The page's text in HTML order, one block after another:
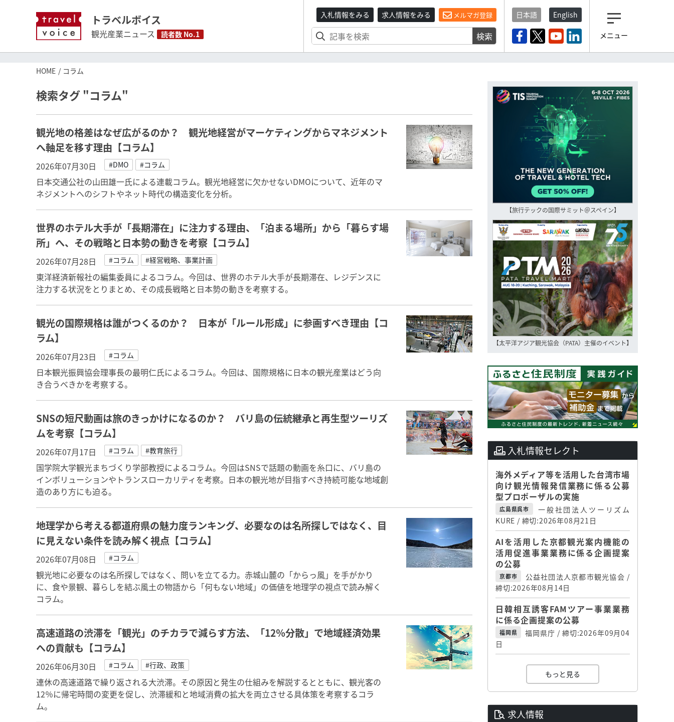
トラベルボイス
観光産業ニュース 読者数 No.1
入札情報をみる 求人情報をみる メルマガ登録
検索
日本語 English
メニュー
HOME コラム
検索タグ "コラム"
観光地の格差はなぜ広がるのか？ 観光地経営がマーケティングからマネジメント
へ軸足を移す理由【コラム】
2026年07月30日 #DMO #コラム
日本交通公社の山田雄一氏による連載コラム。観光地経営に欠かせないDMOについて、近年のマ
ネジメントへのシフトやネット時代の構造変化を分析。
世界のホテル大手が「長期滞在」に注力する理由、「泊まる場所」から「暮らす場
所」へ、その戦略と日本勢の動きを考察【コラム】
2026年07月28日 #コラム #経営戦略、事業計画
東洋経済新報社の編集委員によるコラム。今回は、世界のホテル大手が長期滞在、レジデンスに
注力する状況をとりまとめ、その成長戦略と日本勢の動きを考察する。
観光の国際規格は誰がつくるのか？ 日本が「ルール形成」に参画すべき理由【コ
ラム】
2026年07月23日 #コラム
日本観光振興協会理事長の最明仁氏によるコラム。今回は、国際規格に日本の観光産業はどう向
き合うべきかを考察する。
SNSの短尺動画は旅のきっかけになるのか？ バリ島の伝統継承と再生型ツーリズ
ムを考察【コラム】
2026年07月17日 #コラム #教育旅行
国学院大学観光まちづくり学部教授によるコラム。今回はSNSで話題の動画を糸口に、バリ島の
インボリューションやトランスローカリティを考察。日本の観光地が目指すべき持続可能な地域創
造のあり方にも迫る。
地理学から考える都道府県の魅力度ランキング、必要なのは名所探しではなく、目
に見えない条件を読み解く視点【コラム】
2026年07月08日 #コラム
観光地に必要なのは名所探しではなく、問いを立てる力。赤城山麓の「からっ風」を手がかり
に、食や景観、暮らしを結ぶ風土の物語から「何もない地域」の価値を地理学の視点で読み解く
コラム。
高速道路の渋滞を「観光」のチカラで減らす方法、「12％分散」で地域経済効果
への貢献も【コラム】
2026年06月30日 #コラム #行政、政策
連休の高速道路で繰り返される大渋滞。その原因と発生の仕組みを解説するとともに、観光客の
12％に帰宅時間の変更を促し、渋滞緩和と地域消費の拡大を両立させる具体策を考察するコラ
ム。
【旅行テックの国際サミット＠スペイン】
【太平洋アジア観光協会（PATA）主催のイベント】
入札情報セレクト
海外メディア等を活用した台湾市場
向け観光情報発信業務に係る公募
型プロポーザルの実施
広島県呉市
一般社団法人ツーリズム
KURE / 締切:2026年08月21日
AIを活用した京都観光案内機能の
活用促進事業業務に係る企画提案
の公募
京都市
公益社団法人京都市観光協会 /
締切:2026年08月14日
日韓相互誘客FAMツアー事業業務
に係る企画提案の公募
福岡県
福岡県庁 / 締切:2026年09月04
日
もっと見る
求人情報
観光産業ニュース「トラベ
登録済みですよね？
もし未だ登録していないなら…
いますぐ登録する